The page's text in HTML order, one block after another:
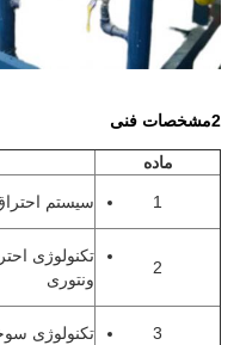
2مشخصات فنی
ماده
سیستم
تکنولوژی
ونتوری
تکنولوژی